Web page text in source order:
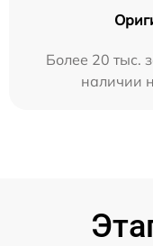
Более 20 тыс.
наличии